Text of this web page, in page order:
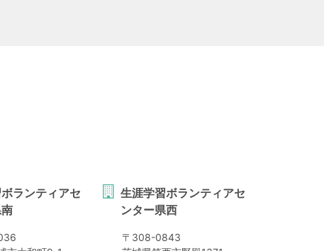
ランティアセ
生涯学習ボランティアセ
ンター県西
〒 308-0843